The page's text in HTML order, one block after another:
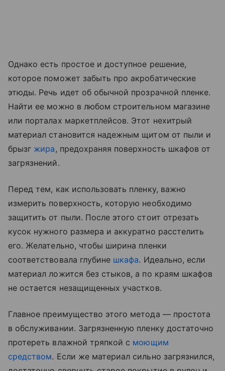
Однако есть простое и доступное решение,
которое поможет забыть про акробатические
этюды. Речь идет об обычной прозрачной пленке.
Найти ее можно в любом строительном магазине
или порталах маркетплейсов. Этот нехитрый
материал становится надежным щитом от пыли и
брызг жира , предохраняя поверхность шкафов от
загрязнений.
Перед тем, как использовать пленку, важно
измерить поверхность, которую необходимо
защитить от пыли. После этого стоит отрезать
кусок нужного размера и аккуратно расстелить
его. Желательно, чтобы ширина пленки
соответствовала глубине шкафа. Идеально, если
материал ложится без стыков, а по краям шкафов
не остается незащищенных участков.
Главное преимущество этого метода — простота
в обслуживании. Загрязненную пленку достаточно
протереть влажной тряпкой с моющим
средством. Если же материал сильно загрязнился,